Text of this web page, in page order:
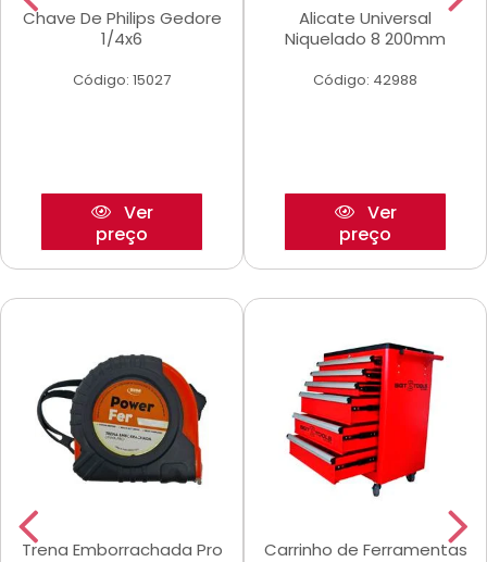
Chave De Philips Gedore
1/4x6
Código: 15027
Ver
preço
Alicate Universal
Niquelado 8 200mm
Código: 42988
Ver
preço
Trena Emborrachada Pro
Carrinho de Ferramentas